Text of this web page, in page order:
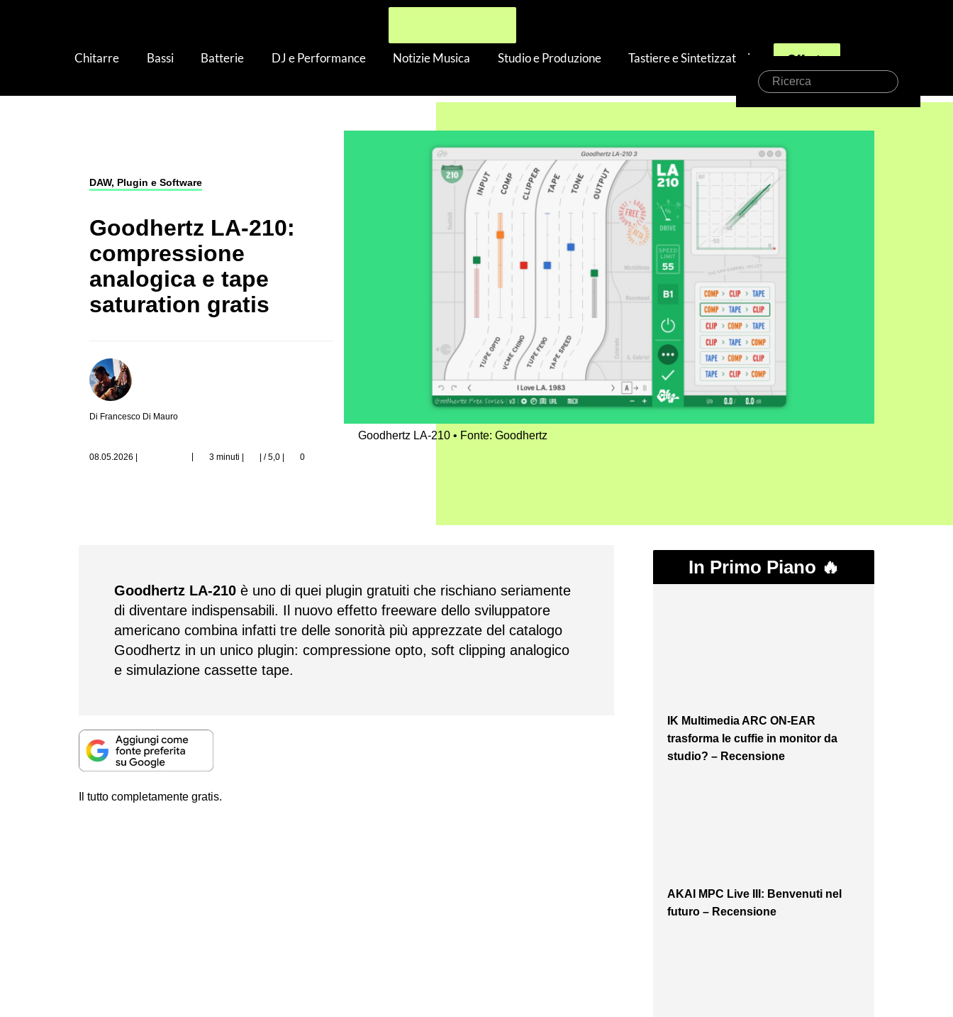
Chitarre Bassi Batterie DJ e Performance Notizie Musica Studio e Produzione Tastiere e Sintetizzatori Offerte
Ricerca
DAW, Plugin e Software
Goodhertz LA-210:
compressione
analogica e tape
saturation gratis
Di Francesco Di Mauro
08.05.2026 | 3 minuti | | / 5,0 | 0
Goodhertz LA-210 Fonte: Goodhertz
Goodhertz LA-210 è uno di quei plugin gratuiti che rischiano seriamente
di diventare indispensabili. Il nuovo effetto freeware dello sviluppatore
americano combina infatti tre delle sonorità più apprezzate del catalogo
Goodhertz in un unico plugin: compressione opto, soft clipping analogico
e simulazione cassette tape.
Il tutto completamente gratis.
In Primo Piano 🔥
IK Multimedia ARC ON-EAR
trasforma le cuffie in monitor da
studio? – Recensione
AKAI MPC Live III: Benvenuti nel
futuro – Recensione